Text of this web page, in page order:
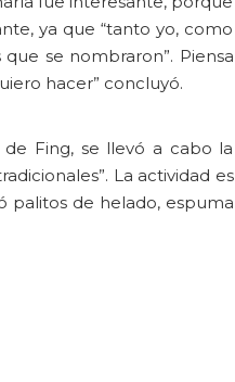
ya que “tanto yo, como
se nombraron”. Piensa
hacer” concluyó.
de Fing, se llevó a cabo la
La actividad es
palitos de helado, espuma